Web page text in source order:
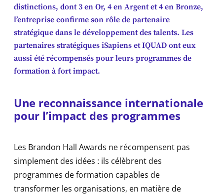
distinctions, dont 3 en Or, 4 en Argent et 4 en Bronze,
l’entreprise confirme son rôle de partenaire
stratégique dans le développement des talents. Les
partenaires stratégiques iSapiens et IQUAD ont eux
aussi été récompensés pour leurs programmes de
formation à fort impact.
Une reconnaissance internationale
pour l’impact des programmes
Les Brandon Hall Awards ne récompensent pas
simplement des idées : ils célèbrent des
programmes de formation capables de
transformer les organisations, en matière de